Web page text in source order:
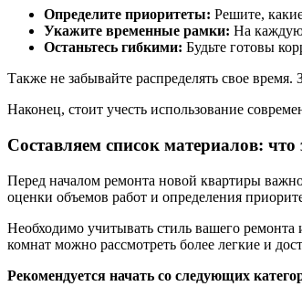
Определите приоритеты: Решите,
Укажите временные рамки: На каждую
Останьтесь гибкими: Будьте готовы
Также не забывайте распределять свое
Наконец, стоит учесть использование
Составляем список материалов:
Перед началом ремонта новой квартиры
оценки объемов работ и определения
Необходимо учитывать стиль вашего
комнат можно рассмотреть более легкие и
Рекомендуется начать со следующих